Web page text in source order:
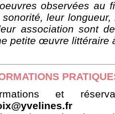
observées au
sonorité, leur
association sont
petite œuvre littéraire
et